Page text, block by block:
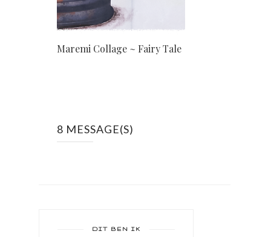
Maremi Collage ~ Fairy Tale
8 MESSAGE(S)
DIT BEN IK